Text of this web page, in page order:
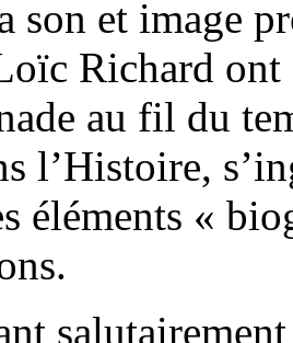
son et image
Richard ont
au fil du
l’Histoire,
éléments «